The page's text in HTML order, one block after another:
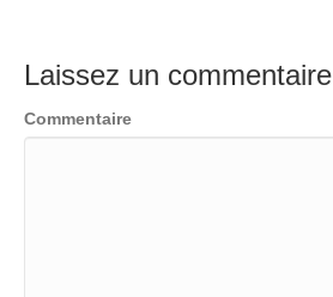
Laissez un commentaire
Commentaire